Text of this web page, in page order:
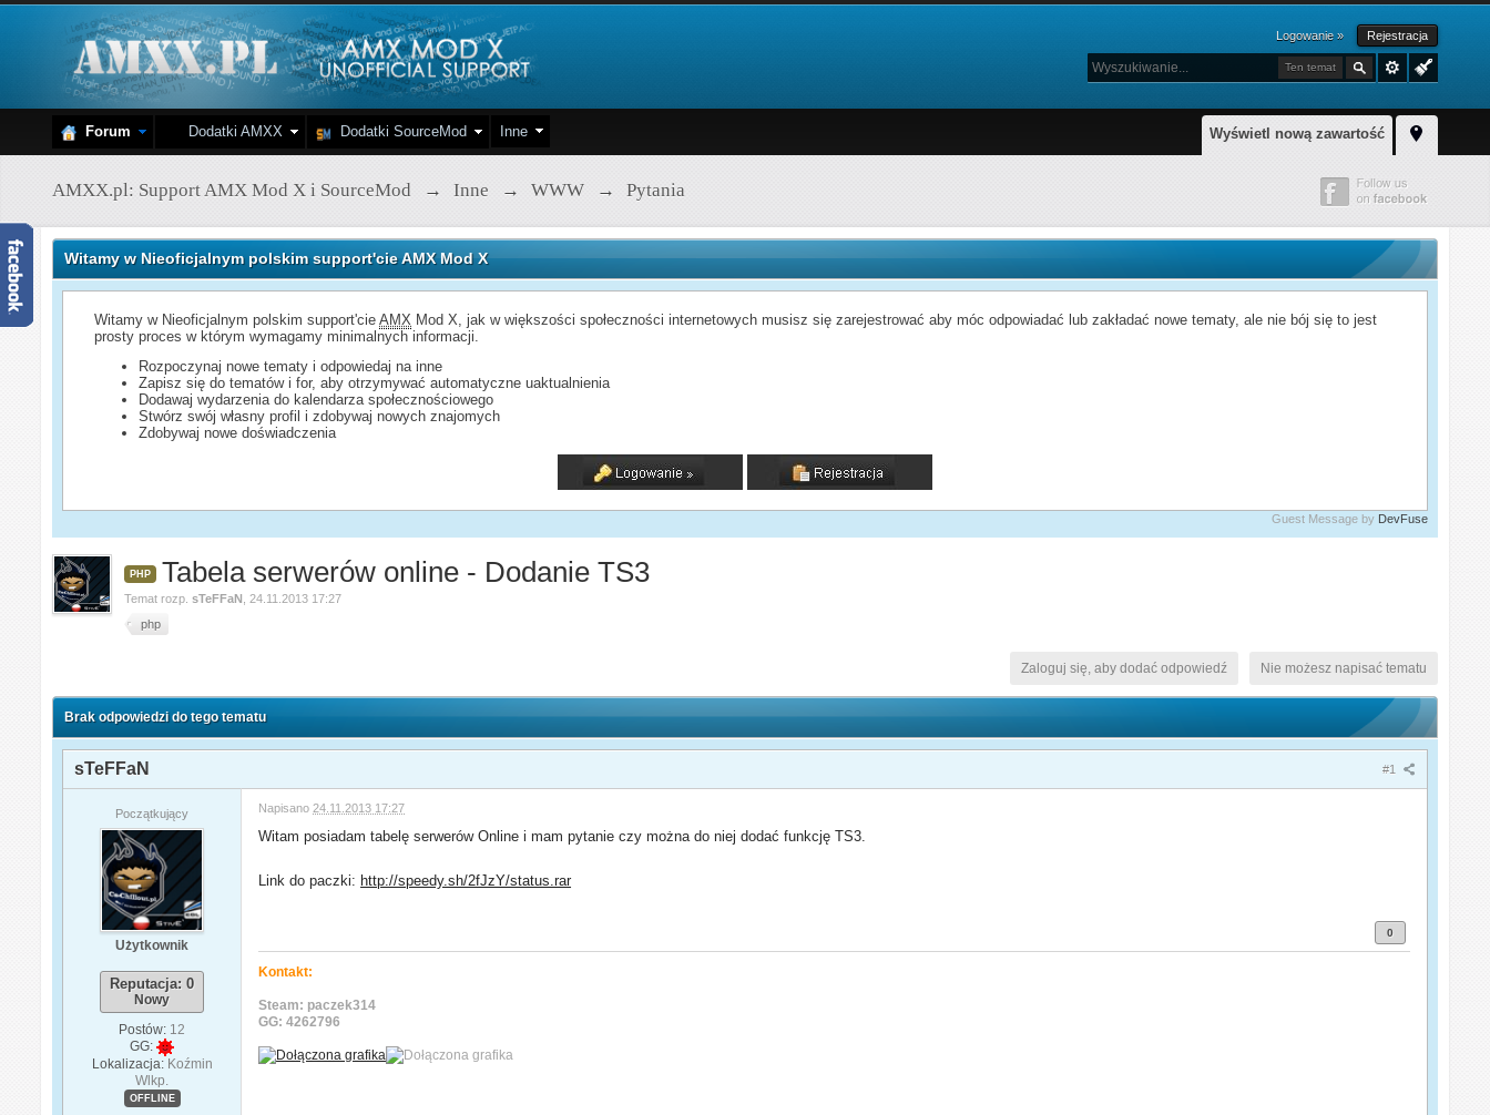
Logowanie » Rejestracja
Ten temat
Wyświetl nową zawartość
Forum Dodatki AMXX Dodatki SourceMod Inne
AMXX.pl: Support AMX Mod X i SourceMod → Inne → WWW → Pytania
Witamy w Nieoficjalnym polskim support'cie AMX Mod X
Witamy w Nieoficjalnym polskim support'cieAMX Mod X, jak w większości społeczności internetowych musisz się zarejestrować aby móc odpowiadać lub zakładać nowe tematy, ale nie bój się to jest
prosty proces w którym wymagamy minimalnych informacji.
Rozpoczynaj nowe tematy i odpowiedaj na inne
Zapisz się do tematów i for, aby otrzymywać automatyczne uaktualnienia
Dodawaj wydarzenia do kalendarza społecznościowego
Stwórz swój własny profil i zdobywaj nowych znajomych
Zdobywaj nowe doświadczenia
Guest Message by DevFuse
PHP Tabela serwerów online - Dodanie TS3
Temat rozp.sTeFFaN
24.11.2013 17:27
php
Nie możesz napisać tematu
Zaloguj się, aby dodać odpowiedź
Brak odpowiedzi do tego tematu
#1
sTeFFaN
Początkujący
Użytkownik
Reputacja: 0
Nowy
Postów: 12
GG:
Lokalizacja: Koźmin
Wlkp.
OFFLINE
Napisano 24.11.2013 17:27
Witam posiadam tabelę serwerów Online i mam pytanie czy można do niej dodać funkcję TS3.
Link do paczki: http://speedy.sh/2fJzY/status.rar
0
Kontakt:
Steam: paczek314
GG: 4262796